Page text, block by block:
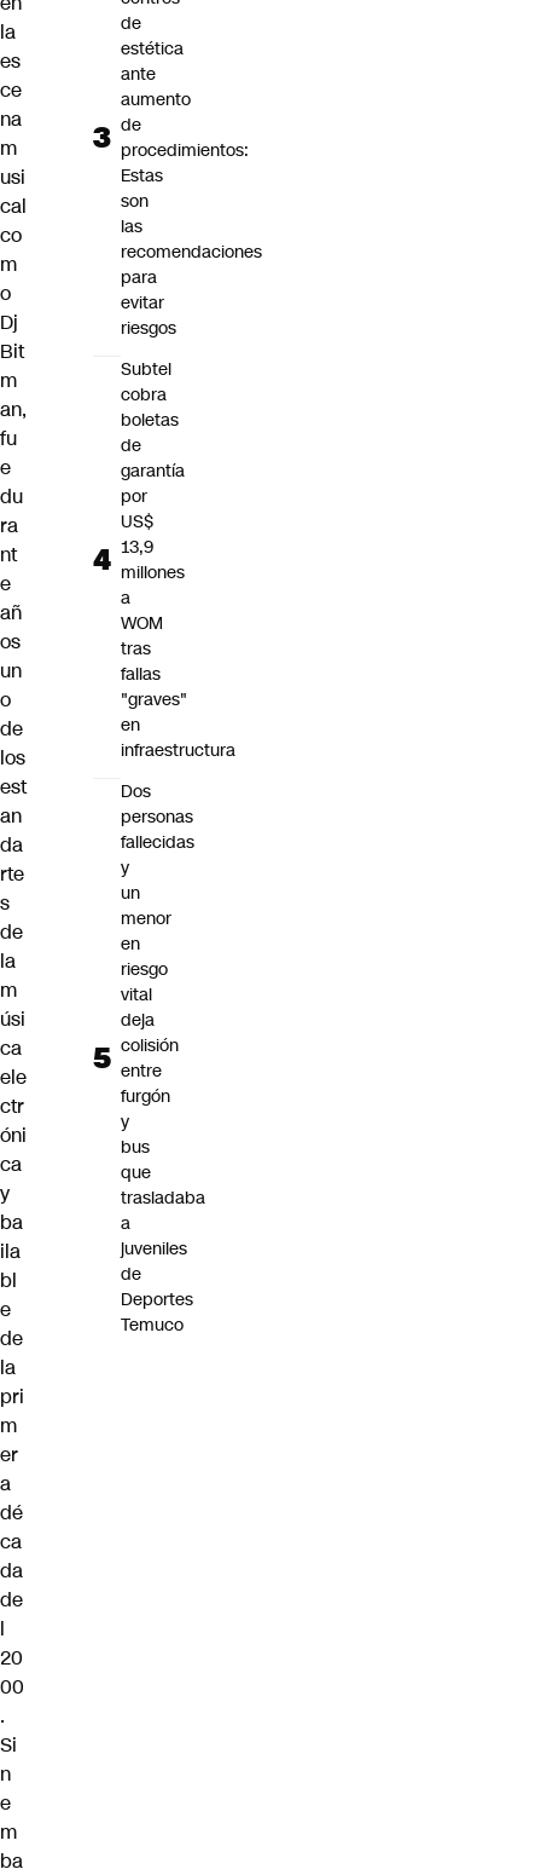
la
es
ce
na
m
usi
cal
co
m
o
Dj
Bit
m
an,
fu
e
du
ra
nt
e
añ
os
un
o
de
los
est
an
da
rte
s
de
la
m
úsi
ca
ele
ctr
óni
ca
y
ba
ila
bl
e
de
la
pri
m
er
a
dé
ca
da
de
l
20
00
.
Si
n
e
m
ba
de
estética
ante
aumento
de
procedimientos:
Estas
son
las
recomendaciones
para
evitar
riesgos
Subtel
cobra
boletas
de
garantía
por
US$
13,9
millones
a
WOM
tras
fallas
"graves"
en
infraestructura
Dos
personas
fallecidas
y
un
menor
en
riesgo
vital
deja
colisión
entre
furgón
y
bus
que
trasladaba
a
juveniles
de
Deportes
Temuco